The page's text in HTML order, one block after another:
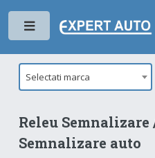
Selectati marca
Releu
Semnalizare auto
Toggle